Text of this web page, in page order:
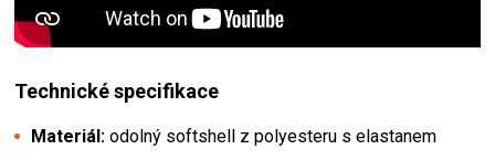
Technické specifikace
Materiál: odolný softshell z polyesteru s elastanem